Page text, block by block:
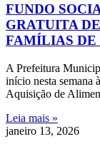
FUNDO
GRATUITA
FAMÍLIAS DE
A Prefeitura
início nesta semana
Aquisição de
Leia mais »
janeiro 13, 2026